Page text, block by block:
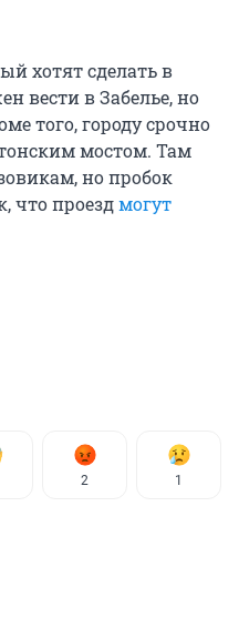
хотят сделать в
вести в Забелье, но
того, городу срочно
мостом. Там
но пробок
что проездмогут
2 1